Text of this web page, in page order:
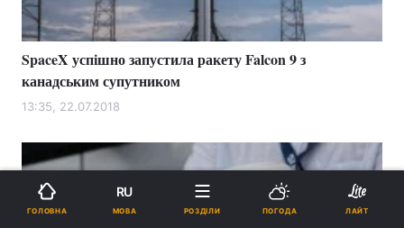
SpaceX успішно запустила ракету Falcon 9 з
канадським супутником
13:35, 22.07.2018
ГОЛОВНА
RU
МОВА РОЗДІЛИ ПОГОДА ЛАЙТ